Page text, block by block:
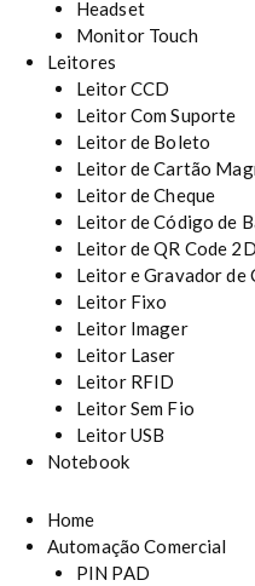
Headset
Monitor Touch
Leitores
Leitor CCD
Leitor Com Suporte
Leitor de Boleto
Leitor de Cartão
Leitor de Cheque
Leitor de Código de
Leitor de QR Code 2D
Leitor e Gravador de
Leitor Fixo
Leitor Imager
Leitor Laser
Leitor RFID
Leitor Sem Fio
Leitor USB
Notebook
Home
Automação Comercial
PIN PAD